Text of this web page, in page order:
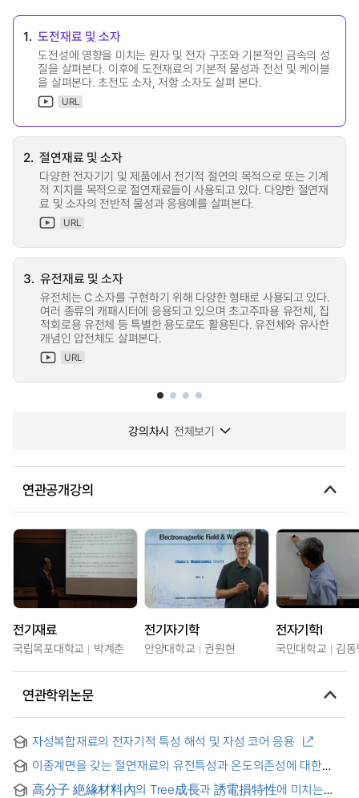
1. 도전재료 및 소자
도전성에 영향을 미치는 원자 및 전자 구조와 기본적인 금속의 성
질을 살펴본다. 이후에 도전재료의 기본적 물성과 전선 및 케이블
을 살펴본다. 초전도 소자, 저항 소자도 살펴 본다.
URL
2. 절연재료 및 소자
다양한 전자기기 및 제품에서 전기적 절연의 목적으로 또는 기계
적 지지를 목적으로 절연재료들이 사용되고 있다. 다양한 절연재
료 및 소자의 전반적 물성과 응용예를 살펴본다.
URL
3. 유전재료 및 소자
유전체는 C 소자를 구현하기 위해 다양한 형태로 사용되고 있다.
여러 종류의 캐패시터에 응용되고 있으며 초고주파용 유전체, 집
적회로용 유전체 등 특별한 용도로도 활용된다. 유전체와 유사한
개념인 압전체도 살펴본다.
URL
강의차시 전체보기
연관공개강의
전기재료
국립목포대학교 박계춘
전기자기학
안양대학교 권원현
전자기학I
국민대학교 김
연관학위논문
자성복합재료의 전자기적 특성 해석 및 자성 코어 응용
이종계면을 갖는 절연재료의 유전특성과 온도의존성에 대한
연구
高分子 絶緣材料內의 Tree成長과 誘電損特性에 미치는